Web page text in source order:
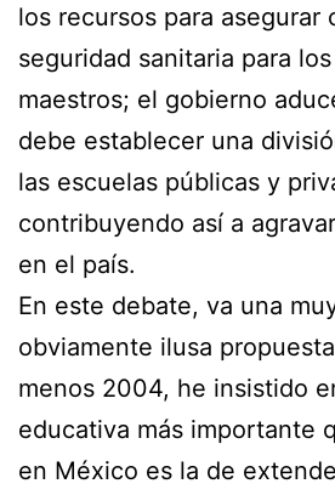
los recursos para asegurar
seguridad sanitaria para
maestros; el gobierno
debe establecer una
las escuelas públicas y
contribuyendo así a
en el país.
En este debate, va una
obviamente ilusa
menos 2004, he insistido
educativa más importante
en México es la de